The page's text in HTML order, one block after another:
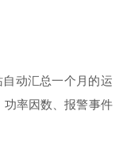
动汇总一个月的运
功率因数、报警事件